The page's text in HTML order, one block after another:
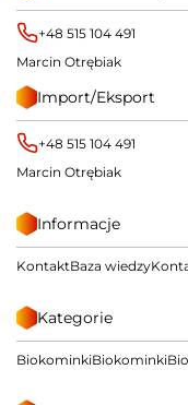
+48 515 104 491
Marcin Otrębiak
Import/Eksport
+48 515 104 491
Marcin Otrębiak
Informacje
KontaktBaza wiedzy
Kategorie
BiokominkiBiokominki